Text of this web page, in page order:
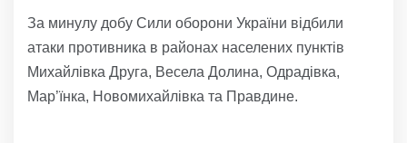
За минулу добу Сили оборони України відбили
атаки противника в районах населених пунктів
Михайлівка Друга, Весела Долина, Одрадівка,
Мар’їнка, Новомихайлівка та Правдине.